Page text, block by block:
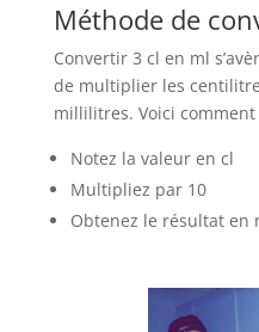
Méthode de
Convertir 3 cl en ml
de multiplier les
millilitres. Voici
Notez la valeur en cl
Multipliez par 10
Obtenez le résultat en